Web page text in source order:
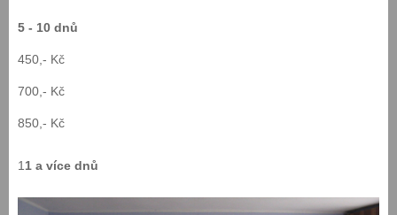
5 - 10 dnů
450,- Kč
700,- Kč
850,- Kč
1 1 a více dnů